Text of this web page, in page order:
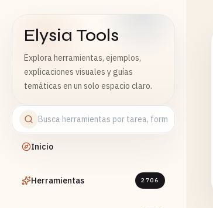
Elysia Tools
Explora herramientas, ejemplos,
explicaciones visuales y guías
temáticas en un solo espacio claro.
Inicio
Herramientas 2706